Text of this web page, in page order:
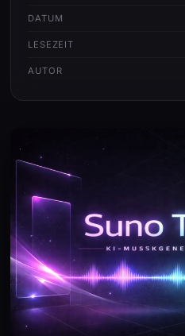
DATUM
LESEZEIT
AUTOR